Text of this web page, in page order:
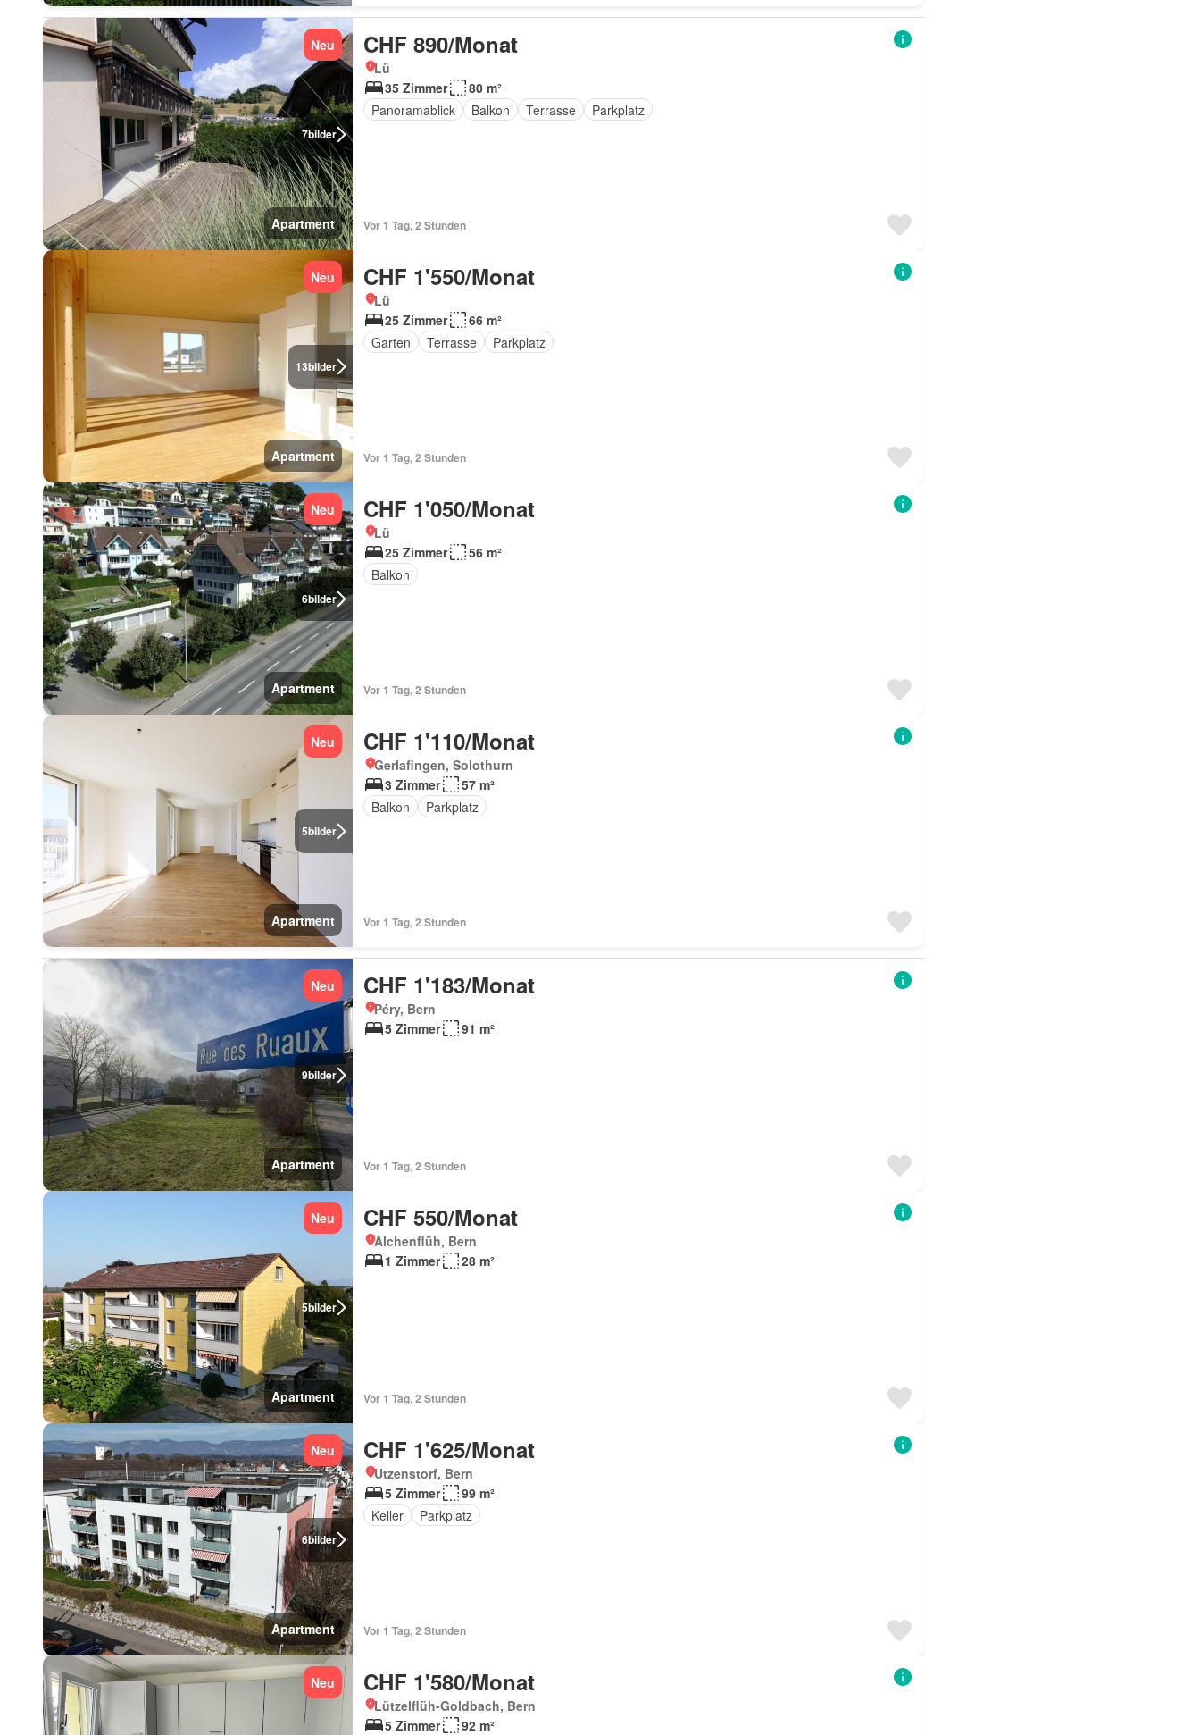
7bilder
Neu
Apartment
CHF 890/Monat
Lü
35 Zimmer
80 m²
Panoramablick
Balkon Terrasse Parkplatz
Vor 1 Tag, 2 Stunden
13bilder
Neu
Apartment
CHF 1'550/Monat
Lü
25 Zimmer
66 m²
Garten
Terrasse Parkplatz
Vor 1 Tag, 2 Stunden
6bilder
Neu
Apartment
CHF 1'050/Monat
Lü
25 Zimmer
56 m²
Balkon
Vor 1 Tag, 2 Stunden
5bilder
Neu
Apartment
CHF 1'110/Monat
Gerlafingen, Solothurn
3 Zimmer
57 m²
Balkon
Parkplatz
Vor 1 Tag, 2 Stunden
9bilder
Neu
Apartment
CHF 1'183/Monat
Péry, Bern
5 Zimmer
91 m²
Vor 1 Tag, 2 Stunden
5bilder
Neu
Apartment
CHF 550/Monat
Alchenflüh, Bern
1 Zimmer
28 m²
Vor 1 Tag, 2 Stunden
6bilder
Neu
Apartment
CHF 1'625/Monat
Utzenstorf, Bern
5 Zimmer
99 m²
Keller
Parkplatz
Vor 1 Tag, 2 Stunden
Neu CHF 1'580/Monat
Lützelflüh-Goldbach, Bern
5 Zimmer
92 m²